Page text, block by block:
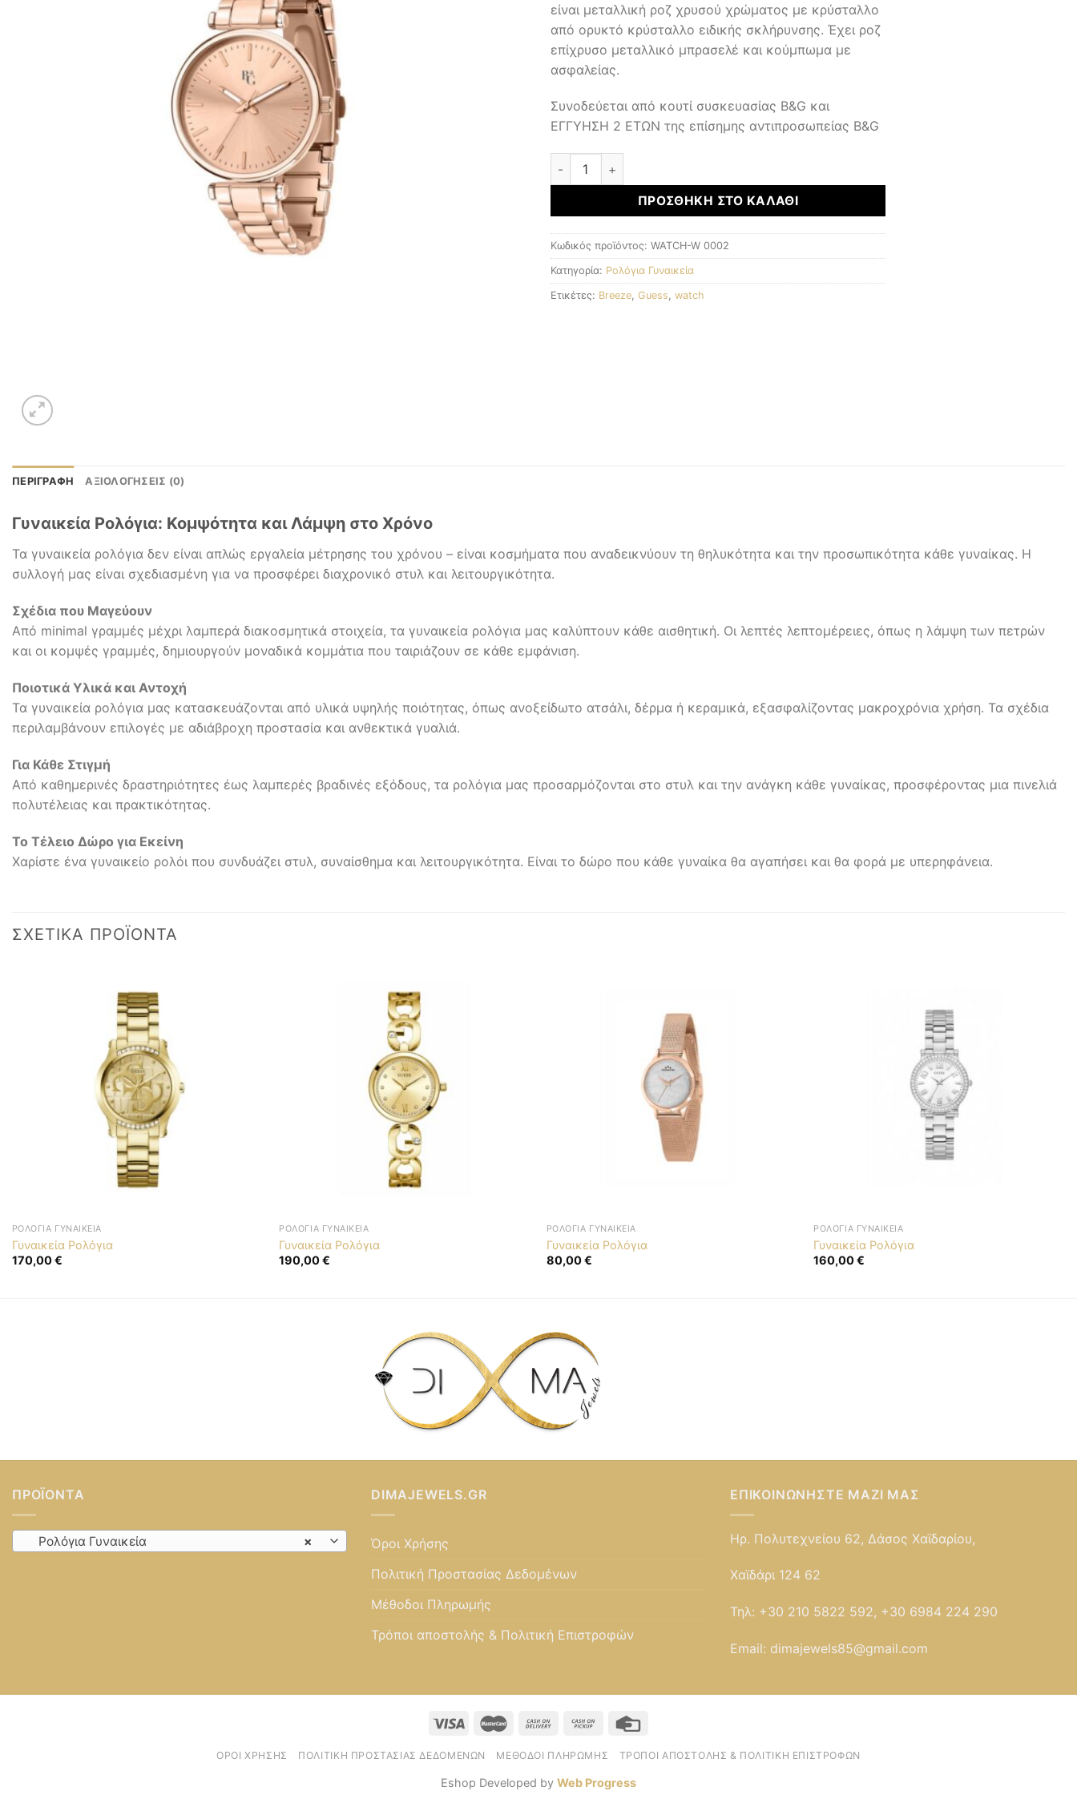
είναι μεταλλική ροζ χρυσού χρώματος με κρύσταλλο
από ορυκτό κρύσταλλο ειδικής σκλήρυνσης. Έχει ροζ
επίχρυσο μεταλλικό μπρασελέ και κούμπωμα με
ασφαλείας.
Συνοδεύεται από κουτί συσκευασίας B&G και
ΕΓΓΥΗΣΗ 2 ΕΤΩΝ της επίσημης αντιπροσωπείας B&G
Γυναικεία Ρολόγια ποσότητα
ΠΡΟΣΘΉΚΗ ΣΤΟ ΚΑΛΆΘΙ
Κωδικός προϊόντος: WATCH-W 0002
Κατηγορία: Ρολόγια Γυναικεία
Ετικέτες: Breeze, Guess, watch
ΠΕΡΙΓΡΑΦΉ ΑΞΙΟΛΟΓΉΣΕΙΣ (0)
Γυναικεία Ρολόγια: Κομψότητα και Λάμψη στο Χρόνο
Τα γυναικεία ρολόγια δεν είναι απλώς εργαλεία μέτρησης του χρόνου – είναι κοσμήματα που αναδεικνύουν τη θηλυκότητα και την προσωπικότητα κάθε γυναίκας. Η
συλλογή μας είναι σχεδιασμένη για να προσφέρει διαχρονικό στυλ και λειτουργικότητα.
Σχέδια που Μαγεύουν
Από minimal γραμμές μέχρι λαμπερά διακοσμητικά στοιχεία, τα γυναικεία ρολόγια μας καλύπτουν κάθε αισθητική. Οι λεπτές λεπτομέρειες, όπως η λάμψη των πετρών
και οι κομψές γραμμές, δημιουργούν μοναδικά κομμάτια που ταιριάζουν σε κάθε εμφάνιση.
Ποιοτικά Υλικά και Αντοχή
Τα γυναικεία ρολόγια μας κατασκευάζονται από υλικά υψηλής ποιότητας, όπως ανοξείδωτο ατσάλι, δέρμα ή κεραμικά, εξασφαλίζοντας μακροχρόνια χρήση. Τα σχέδια
περιλαμβάνουν επιλογές με αδιάβροχη προστασία και ανθεκτικά γυαλιά.
Για Κάθε Στιγμή
Από καθημερινές δραστηριότητες έως λαμπερές βραδινές εξόδους, τα ρολόγια μας προσαρμόζονται στο στυλ και την ανάγκη κάθε γυναίκας, προσφέροντας μια πινελιά
πολυτέλειας και πρακτικότητας.
Το Τέλειο Δώρο για Εκείνη
Χαρίστε ένα γυναικείο ρολόι που συνδυάζει στυλ, συναίσθημα και λειτουργικότητα. Είναι το δώρο που κάθε γυναίκα θα αγαπήσει και θα φορά με υπερηφάνεια.
ΣΧΕΤΙΚΆ ΠΡΟΪΌΝΤΑ
ΡΟΛΌΓΙΑ ΓΥΝΑΙΚΕΊΑ
Γυναικεία Ρολόγια
170,00€
ΡΟΛΌΓΙΑ ΓΥΝΑΙΚΕΊΑ
Γυναικεία Ρολόγια
190,00€
ΡΟΛΌΓΙΑ ΓΥΝΑΙΚΕΊΑ
Γυναικεία Ρολόγια
80,00€
ΡΟΛΌΓΙΑ ΓΥΝΑΙΚΕΊΑ
Γυναικεία Ρολόγια
160,00€
ΠΡΟΪΌΝΤΑ
×
Ρολόγια Γυναικεία
DIMAJEWELS.GR
Όροι Χρήσης
Πολιτική Προστασίας Δεδομένων
Μέθοδοι Πληρωμής
Τρόποι αποστολής & Πολιτική Επιστροφών
ΕΠΙΚΟΙΝΩΝΉΣΤΕ ΜΑΖΊ ΜΑΣ
Ηρ. Πολυτεχνείου 62, Δάσος Χαϊδαρίου,
Χαϊδάρι 124 62
Τηλ: +30 210 5822 592, +30 6984 224 290
Email: dimajewels85@gmail.com
ΌΡΟΙ ΧΡΉΣΗΣ ΠΟΛΙΤΙΚΉ ΠΡΟΣΤΑΣΊΑΣ ΔΕΔΟΜΈΝΩΝ ΜΈΘΟΔΟΙ ΠΛΗΡΩΜΉΣ ΤΡΌΠΟΙ ΑΠΟΣΤΟΛΉΣ & ΠΟΛΙΤΙΚΉ ΕΠΙΣΤΡΟΦΏΝ
Eshop Developed by Web Progress